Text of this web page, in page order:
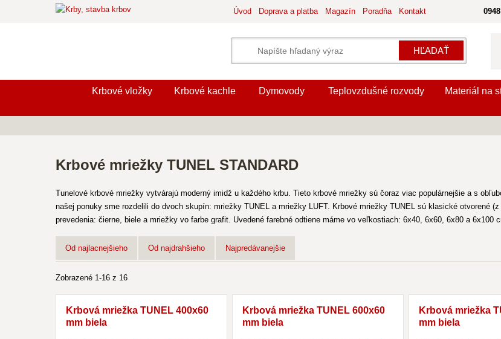
HĽADAŤ
Úvod Doprava a platba Magazín Poradňa Kontakt
Krbové vložky Krbové kachle Dymovody Teplovzdušné rozvody Materiál na
Krbové mriežky TUNEL STANDARD
Tunelové krbové mriežky vytvárajú moderný imidž u každého krbu. Tieto krbové mriežky sú čoraz viac populárnejšie a s
našej ponuky sme rozdelili do dvoch skupín: mriežky TUNEL a mriežky LUFT. Krbové mriežky TUNEL sú klasické otvorené
prevedenia: čierne, biele a mriežky vo farbe grafit. Uvedené farebné odtiene máme vo veľkostiach: 6x40, 6x60, 6x80 a 6x100
Od najlacnejšieho Od najdrahšieho Najpredávanejšie
Zobrazené 1-16 z 16
Krbová mriežka TUNEL 400x60
mm biela
Krbová mriežka TUNEL 600x60
mm biela
Krbová mriežka
mm biela